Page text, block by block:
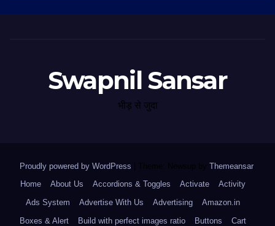
Swapnil Sansar
भीड़ से जुदा
Proudly powered by WordPress Theme: Newsup by Themeansar.
Home
About Us Accordions & Toggles Activate
Activity
Ads System
Advertise With Us Advertising
Amazon.in
Boxes & Alert
Build with perfect images ratio Buttons
Cart